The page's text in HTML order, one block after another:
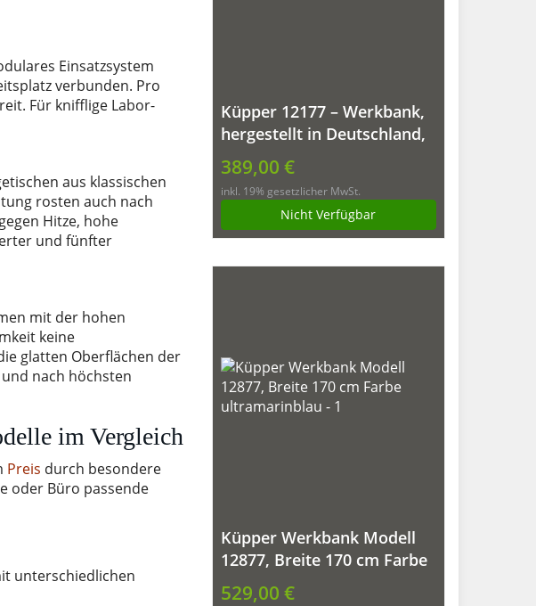
Einsatzsystem
verbunden. Pro
Für knifflige Labor-
aus klassischen
rosten auch nach
Hitze, hohe
und fünfter
mit der hohen
keine
glatten Oberflächen der
nach höchsten
im Vergleich
Preis durch besondere
oder Büro passende
unterschiedlichen
Küpper 12177 – Werkbank,
hergestellt in Deutschland,
170 x 60 x 84 cm
389,00 €
inkl. 19% gesetzlicher MwSt.
Nicht Verfügbar
Küpper Werkbank Modell
12877, Breite 170 cm Farbe
ultramarinblau
529,00 €